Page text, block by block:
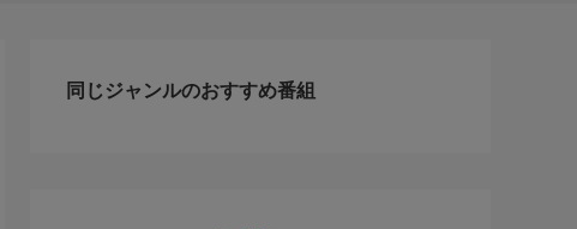
同じジャンルのおすすめ番組